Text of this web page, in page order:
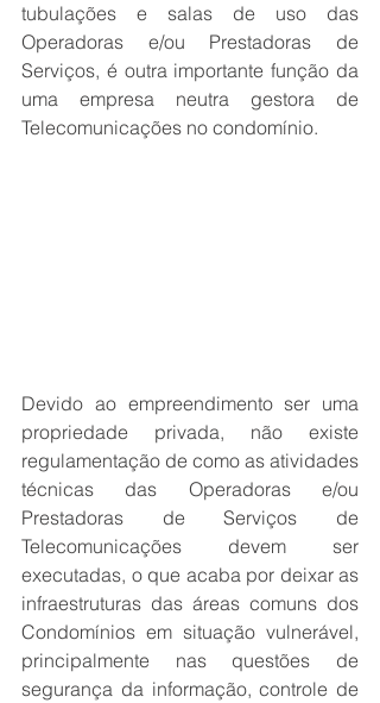
tubulações e salas de uso das
Operadoras e/ou Prestadoras de
Serviços, é outra importante função da
uma empresa neutra gestora de
Telecomunicações no condomínio.
Devido ao empreendimento ser uma
propriedade privada, não existe
regulamentação de como as atividades
técnicas das Operadoras e/ou
Prestadoras de Serviços de
Telecomunicações devem ser
executadas, o que acaba por deixar as
infraestruturas das áreas comuns dos
Condomínios em situação vulnerável,
principalmente nas questões de
segurança da informação, controle de